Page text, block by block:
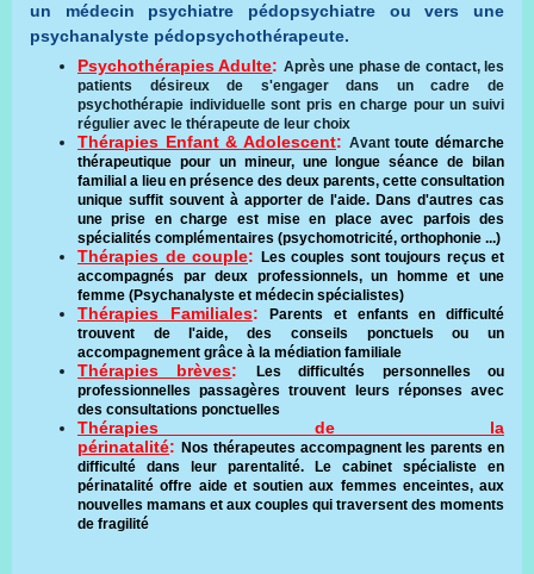
un médecin psychiatre pédopsychiatre ou vers une
psychanalyste pédopsychothérapeute.
Psychothérapies Adulte: Après une phase de contact, les
patients désireux de s'engager dans un cadre de
psychothérapie individuelle sont pris en charge pour un suivi
régulier avec le thérapeute de leur choix
Thérapies Enfant & Adolescent: Avant toute démarche
thérapeutique pour un mineur, une longue séance de bilan
familial a lieu en présence des deux parents, cette consultation
unique suffit souvent à apporter de l'aide. Dans d'autres cas
une prise en charge est mise en place avec parfois des
spécialités complémentaires (psychomotricité, orthophonie ...)
Thérapies de couple: Les couples sont toujours reçus et
accompagnés par deux professionnels, un homme et une
femme (Psychanalyste et médecin spécialistes)
Thérapies Familiales: ​Parents et enfants en difficulté
trouvent de l'aide, des conseils ponctuels ou un
accompagnement grâce à la médiation familiale
Thérapies brèves:
Les difficultés personnelles ou
professionnelles passagères trouvent leurs réponses avec
des consultations ponctuelles
Thérapies de la
périnatalité: Nos thérapeutes accompagnent les parents en
difficulté dans leur parentalité. Le cabinet spécialiste en
périnatalité offre aide et soutien aux femmes enceintes, aux
nouvelles mamans et aux couples qui traversent des moments
de fragilité